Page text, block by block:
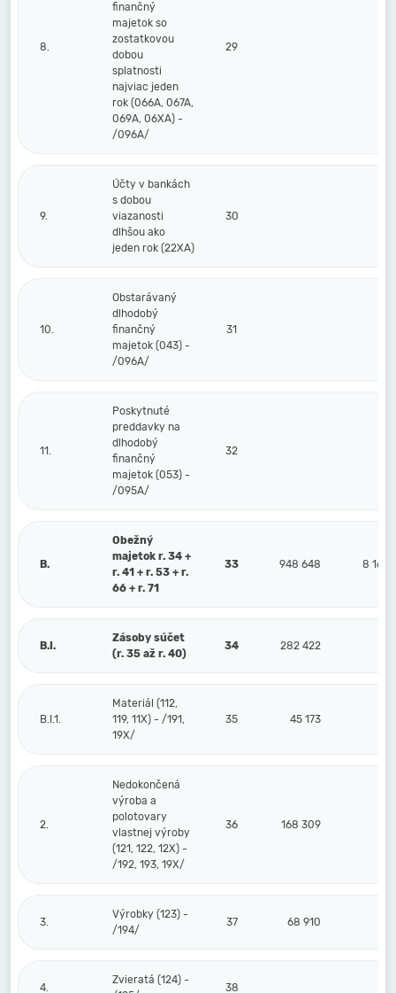
8.
finančný
majetok so
zostatkovou
dobou
splatnosti
najviac jeden
rok (066A, 067A,
069A, 06XA) -
/096A/
29
9.
Účty v bankách
s dobou
viazanosti
dlhšou ako
jeden rok (22XA)
30
10.
Obstarávaný
dlhodobý
finančný
majetok (043) -
/096A/
31
11.
Poskytnuté
preddavky na
dlhodobý
finančný
majetok (053) -
/095A/
32
B.
Obežný
majetok r. 34 +
r. 41 + r. 53 + r.
66 + r. 71
33 948 648 8 168
B.I.
Zásoby súčet
(r. 35 až r. 40)
34 282 422
B.I.1.
Materiál (112,
119, 11X) - /191,
19X/
35 45 173
2.
Nedokončená
výroba a
polotovary
vlastnej výroby
(121, 122, 12X) -
/192, 193, 19X/
36 168 309
3.
Výrobky (123) -
/194/
37 68 910
4.
Zvieratá (124) -
38